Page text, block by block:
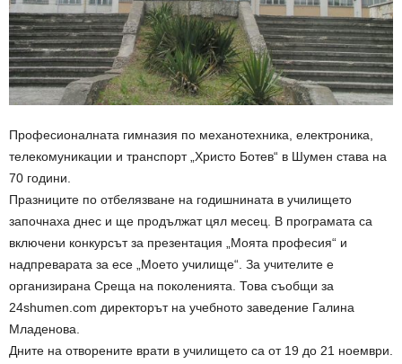
Професионалната гимназия по механотехника, електроника,
телекомуникации и транспорт „Христо Ботев“ в Шумен става на
70 години.
Празниците по отбелязване на годишнината в училището
започнаха днес и ще продължат цял месец. В програмата са
включени конкурсът за презентация „Моята професия“ и
надпреварата за есе „Моето училище“. За учителите е
организирана Среща на поколенията. Това съобщи за
24shumen.com директорът на учебното заведение Галина
Младенова.
Дните на отворените врати в училището са от 19 до 21 ноември.